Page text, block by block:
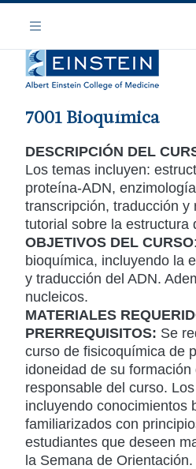
contenido
principal
Navegación
Menú
7001 Bioquímica
DESCRIPCIÓN DEL
Los temas incluyen:
proteína-ADN,
transcripción, traducción
tutorial sobre la estructura
OBJETIVOS DEL CURSO
bioquímica, incluyendo la
y traducción del ADN.
nucleicos.
MATERIALES
PRERREQUISITOS: Se
curso de fisicoquímica de
idoneidad de su
responsable del curso.
incluyendo conocimientos
familiarizados con
estudiantes que deseen
la Semana de Orientación.